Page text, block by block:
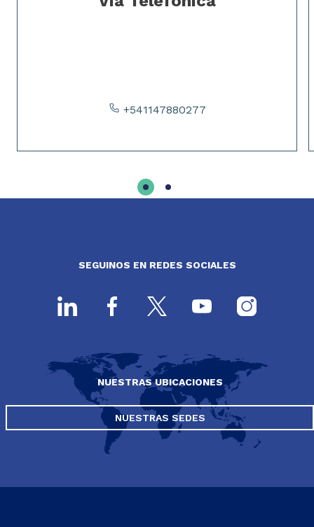
+541147880277
SEGUINOS EN REDES SOCIALES
NUESTRAS UBICACIONES
NUESTRAS SEDES